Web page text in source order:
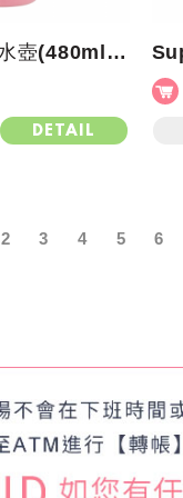
Skater直飲冷水壺(480ml)KITTY FANCY
DETAIL
2 3 4 5 6